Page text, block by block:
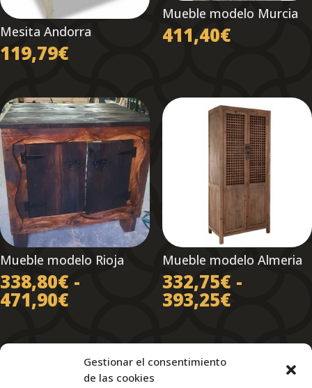
Gestionar el consentimiento
de las cookies
Mesita Andorra
119,79€
Mueble modelo Murcia
411,40€
Mueble modelo Rioja
338,80€ -
471,90€
desde
338,80€
Mueble modelo Almeria
332,75€ -
393,25€Rango
332,75€